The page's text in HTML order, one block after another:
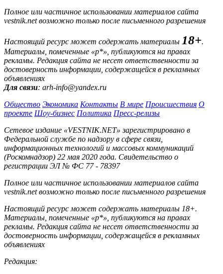
Полное или частичное использовании материалов сайта
vestnik.net возможно только после письменного разрешения
Настоящий ресурс может содержать материалы 18+.
Материалы, помеченные «р*», публикуются на правах
рекламы. Редакция сайта не несет ответственности за
достоверность информации, содержащейся в рекламных
объявлениях
Для связи: arh-info@yandex.ru
Общество Экономика Контакты В мире Происшествия О
проекте Шоу-бизнес Политика Пресс-релизы
Сетевое издание «VESTNIK.NET» зарегистрировано в
Федеральной службе по надзору в сфере связи,
информационных технологий и массовых коммуникаций
(Роскомнадзор) 22 мая 2020 года. Свидетельство о
регистрации ЭЛ № ФС 77 - 78397
Полное или частичное использовании материалов сайта
vestnik.net возможно только после письменного разрешения
Настоящий ресурс может содержать материалы 18+.
Материалы, помеченные «р*», публикуются на правах
рекламы. Редакция сайта не несет ответственности за
достоверность информации, содержащейся в рекламных
объявлениях
Редакция: